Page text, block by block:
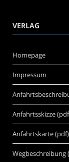
VERLAG
Homepage
Impressum
Anfahrtsskizze
Anfahrtskarte (pdf)
Wegbeschreibung